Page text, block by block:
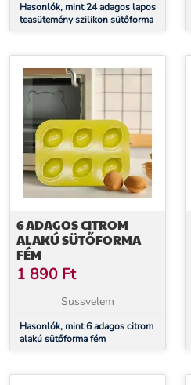
Hasonlók, mint 24 adagos lapos
teasütemény szilikon sütőforma
6 ADAGOS CITROM
ALAKÚ SÜTŐFORMA
FÉM
1 890 Ft
Sussvelem
Hasonlók, mint 6 adagos citrom
alakú sütőforma fém